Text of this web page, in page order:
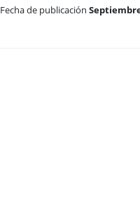
Fecha de publicación